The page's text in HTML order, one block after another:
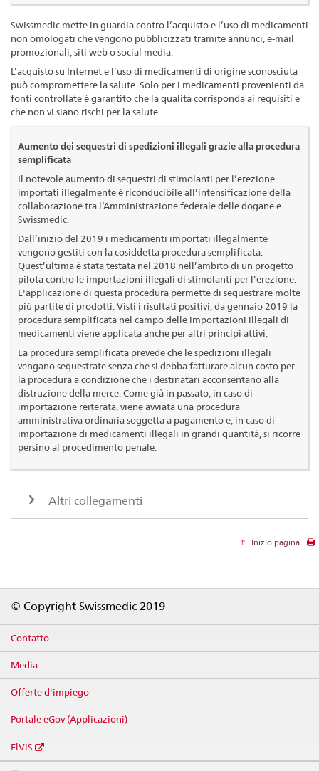
Swissmedic mette in guardia contro l’acquisto e l’uso di medicamenti
non omologati che vengono pubblicizzati tramite annunci, e-mail
promozionali, siti web o social media.
L’acquisto su Internet e l’uso di medicamenti di origine sconosciuta
può compromettere la salute. Solo per i medicamenti provenienti da
fonti controllate è garantito che la qualità corrisponda ai requisiti e
che non vi siano rischi per la salute.
Aumento dei sequestri di spedizioni illegali grazie alla procedura
semplificata
Il notevole aumento di sequestri di stimolanti per l’erezione
importati illegalmente è riconducibile all’intensificazione della
collaborazione tra l’Amministrazione federale delle dogane e
Swissmedic.
Dall’inizio del 2019 i medicamenti importati illegalmente
vengono gestiti con la cosiddetta procedura semplificata.
Quest’ultima è stata testata nel 2018 nell’ambito di un progetto
pilota contro le importazioni illegali di stimolanti per l’erezione.
L'applicazione di questa procedura permette di sequestrare molte
più partite di prodotti. Visti i risultati positivi, da gennaio 2019 la
procedura semplificata nel campo delle importazioni illegali di
medicamenti viene applicata anche per altri principi attivi.
La procedura semplificata prevede che le spedizioni illegali
vengano sequestrate senza che si debba fatturare alcun costo per
la procedura a condizione che i destinatari acconsentano alla
distruzione della merce. Come già in passato, in caso di
importazione reiterata, viene avviata una procedura
amministrativa ordinaria soggetta a pagamento e, in caso di
importazione di medicamenti illegali in grandi quantità, si ricorre
persino al procedimento penale.
Altri collegamenti
Inizio pagina
© Copyright Swissmedic 2019
Contatto
Media
Offerte d'impiego
Portale eGov (Applicazioni)
ElViS